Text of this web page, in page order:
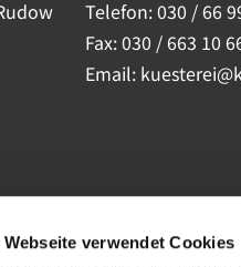
Webseite verwendet Cookies
Telefon:030 / 66
Fax: 030 / 663 10
Email: